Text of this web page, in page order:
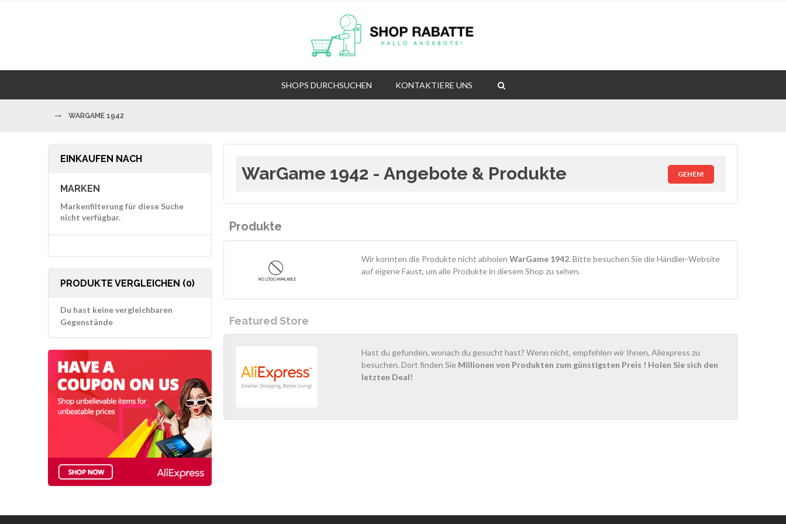
SHOPS DURCHSUCHEN KONTAKTIERE UNS
WARGAME 1942
WarGame 1942 - Angebote & Produkte GEHEN!
Produkte
Wir konnten die Produkte nicht abholen WarGame 1942. Bitte besuchen Sie die Händler-Website
auf eigene Faust, um alle Produkte in diesem Shop zu sehen.
Featured Store
Hast du gefunden, wonach du gesucht hast? Wenn nicht, empfehlen wir Ihnen, Aliexpress zu
besuchen. Dort finden Sie Millionen von Produkten zum günstigsten Preis ! Holen Sie sich den
letzten Deal!
EINKAUFEN NACH
MARKEN
Markenfilterung für diese Suche
nicht verfügbar.
PRODUKTE VERGLEICHEN (0)
Du hast keine vergleichbaren
Gegenstände